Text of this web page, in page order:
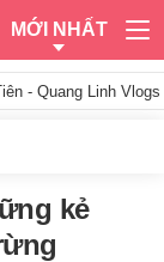
MỚI NHẤT
- Quang Linh
kẻ